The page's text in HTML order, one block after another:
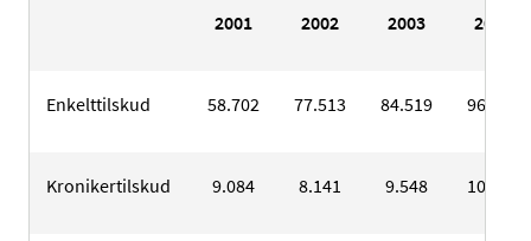
2001 2002 2003 2004
Enkelttilskud 58.702 77.513 84.519 96.594
Kronikertilskud 9.084 8.141 9.548 10.166